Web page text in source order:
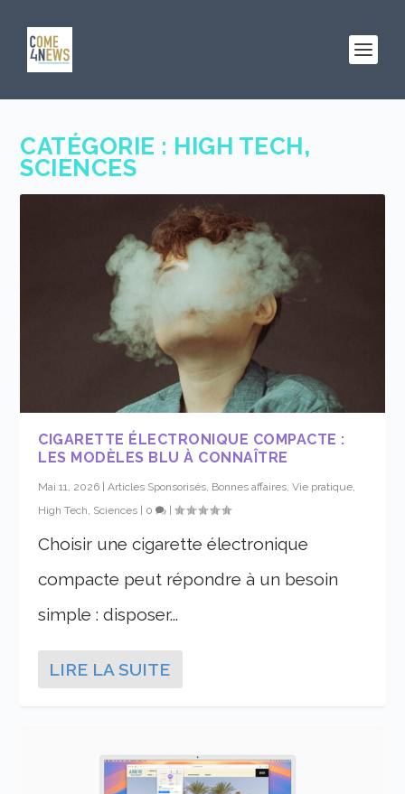
CATÉGORIE : HIGH TECH,
SCIENCES
CIGARETTE ÉLECTRONIQUE COMPACTE :
LES MODÈLES BLU À CONNAÎTRE
Mai 11, 2026 |Articles Sponsorisés Bonnes affaires, Vie pratique
High Tech, Sciences | 0 |
Choisir une cigarette électronique
compacte peut répondre à un besoin
simple : disposer...
LIRE LA SUITE